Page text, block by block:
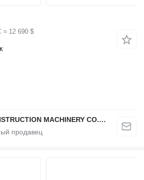
≈ 12 690 $
HEFEI DINGTAO CONSTRUCTION MACHINERY CO., LIMITED